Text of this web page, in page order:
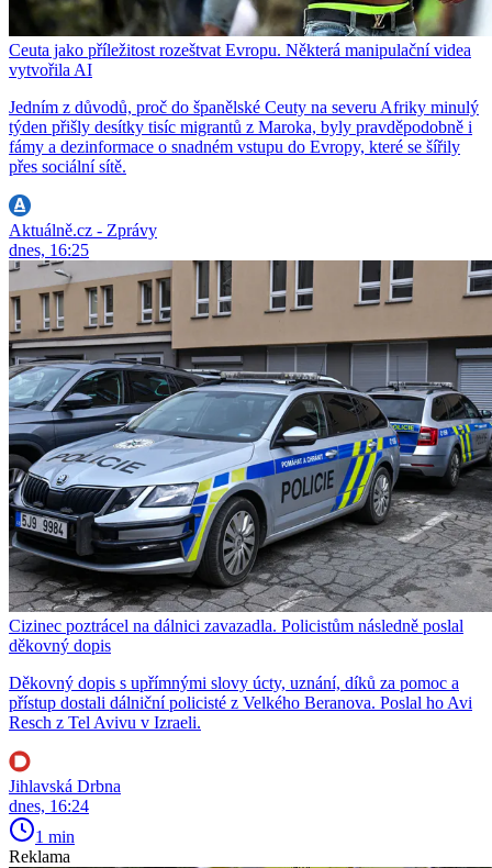
Ceuta jako příležitost rozeštvat Evropu. Některá manipulační videa
vytvořila AI
Jedním z důvodů, proč do španělské Ceuty na severu Afriky minulý
týden přišly desítky tisíc migrantů z Maroka, byly pravděpodobně i
fámy a dezinformace o snadném vstupu do Evropy, které se šířily
přes sociální sítě.
Aktuálně.cz - Zprávy
dnes, 16:25
Cizinec poztrácel na dálnici zavazadla. Policistům následně poslal
děkovný dopis
Děkovný dopis s upřímnými slovy úcty, uznání, díků za pomoc a
přístup dostali dálniční policisté z Velkého Beranova. Poslal ho Avi
Resch z Tel Avivu v Izraeli.
Jihlavská Drbna
dnes, 16:24
1 min
Reklama